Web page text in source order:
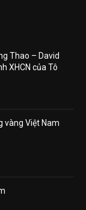
Thao – David
XHCN của Tô
vàng Việt Nam